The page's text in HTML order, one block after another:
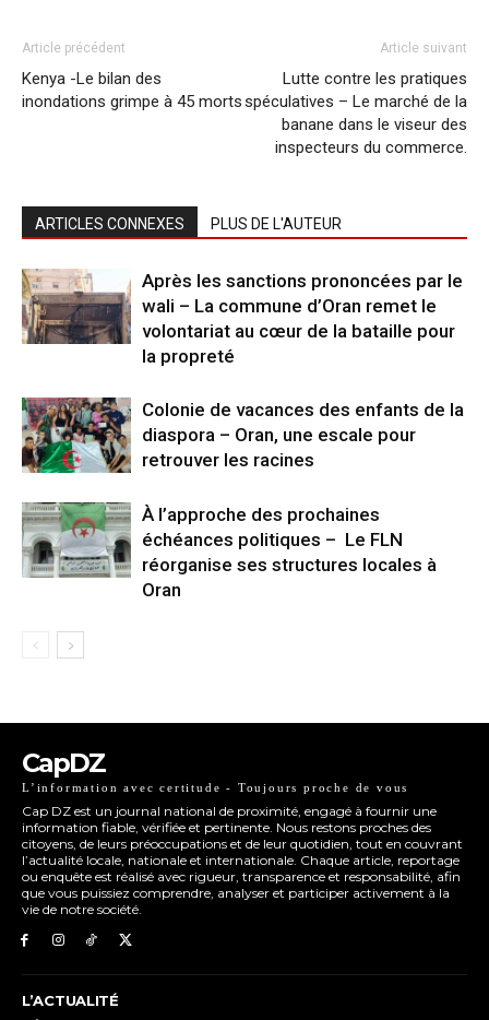
Article précédent
Kenya -Le bilan des
inondations grimpe à 45 morts
Article suivant
Lutte contre les pratiques
spéculatives – Le marché de la
banane dans le viseur des
inspecteurs du commerce.
ARTICLES CONNEXES PLUS DE L'AUTEUR
Après les sanctions prononcées par le
wali – La commune d’Oran remet le
volontariat au cœur de la bataille pour
la propreté
Colonie de vacances des enfants de la
diaspora – Oran, une escale pour
retrouver les racines
À l’approche des prochaines
échéances politiques – Le FLN
réorganise ses structures locales à
Oran
CapDZ
L’information avec certitude - Toujours proche de vous
Cap DZ est un journal national de proximité, engagé à fournir une
information fiable, vérifiée et pertinente. Nous restons proches des
citoyens, de leurs préoccupations et de leur quotidien, tout en couvrant
l’actualité locale, nationale et internationale. Chaque article, reportage
ou enquête est réalisé avec rigueur, transparence et responsabilité, afin
que vous puissiez comprendre, analyser et participer activement à la
vie de notre société.
L’ACTUALITÉ